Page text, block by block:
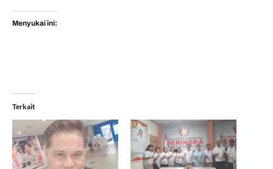
Menyukai ini:
Terkait